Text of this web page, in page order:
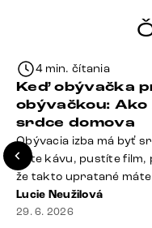
4 min. čítania
Keď obývačka
obývačkou:
srdce domova
Obývacia izba má byť
dáte kávu, pustíte film,
že takto upratané máte
sedačky, ovládač
slúži ako odkladisko
Lucie Neužilová
29. 6. 2026